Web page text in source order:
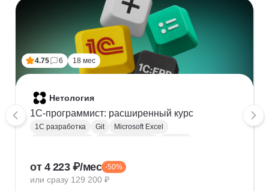
4.75 6 18 мес
Нетология
1C-программист: расширенный курс
1С разработка Git
Microsoft Excel
Конфигурирование 1С
от 4 223 ₽/мес -50%
или сразу 129 200 ₽